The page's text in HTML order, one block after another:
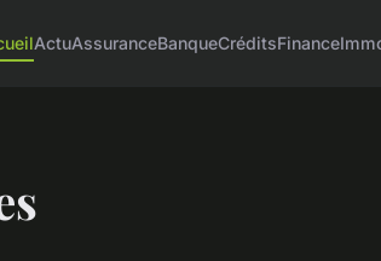
ActuAssuranceBanqueCréditsFinance